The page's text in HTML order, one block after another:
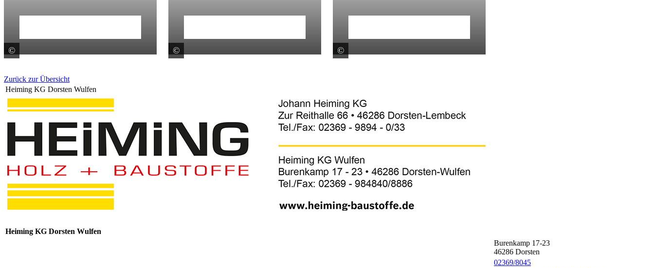
© © ©
Zurück zur Übersicht
Heiming KG Dorsten Wulfen
Heiming KG Dorsten Wulfen
Burenkamp 17-23
46286 Dorsten
02369/8045